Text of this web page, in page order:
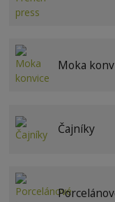
Moka
Čajníky